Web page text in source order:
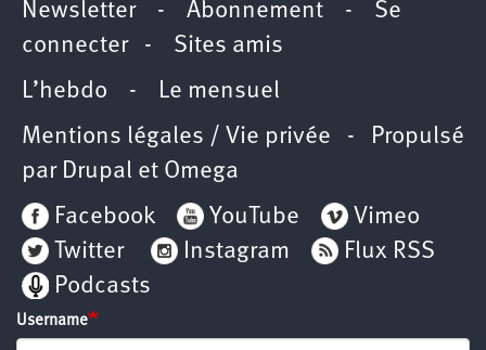
Newsletter- Abonnement - Se
connecter- Sites amis
L’hebdo - Le mensuel
Mentions légales / Vie privée - Propulsé
par Drupal et Omega
Facebook
YouTube
Vimeo
Twitter
Instagram
Flux RSS
Podcasts
Username